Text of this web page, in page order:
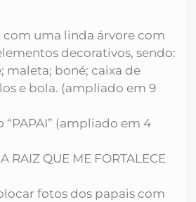
com uma linda árvore com
decorativos, sendo:
maleta; boné; caixa de
e bola. (ampliado em 9
“PAPAI” (ampliado em 4
RAIZ QUE ME FORTALECE
fotos dos papais com